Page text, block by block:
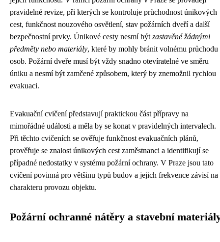
pravidelné revize, při kterých se kontroluje průchodnost únikových
cest, funkčnost nouzového osvětlení, stav požárních dveří a další
bezpečnostní prvky. Únikové cesty nesmí být zastavěné žádnými
předměty nebo materiály, které by mohly bránit volnému průchodu
osob. Požární dveře musí být vždy snadno otevíratelné ve směru
úniku a nesmí být zamčené způsobem, který by znemožnil rychlou
evakuaci.
Evakuační cvičení představují praktickou část přípravy na
mimořádné události a měla by se konat v pravidelných intervalech.
Při těchto cvičeních se ověřuje funkčnost evakuačních plánů,
prověřuje se znalost únikových cest zaměstnanci a identifikují se
případné nedostatky v systému požární ochrany. V Praze jsou tato
cvičení povinná pro většinu typů budov a jejich frekvence závisí na
charakteru provozu objektu.
Požární ochranné nátěry a stavební